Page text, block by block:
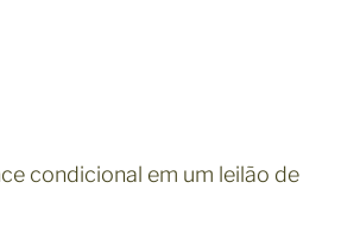
condicional em um leilão de